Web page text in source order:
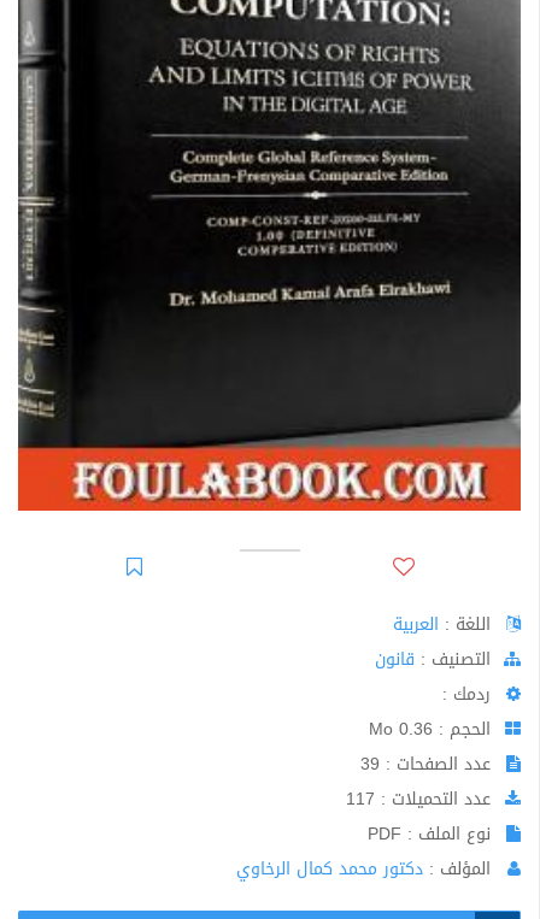
اللغة : العربية
اﻟﺘﺼﻨﻴﻒ : قانون
ردمك :
الحجم : 0.36 Mo
عدد الصفحات : 39
عدد التحميلات : 117
نوع الملف : PDF
المؤلف : دكتور محمد كمال الرخاوي